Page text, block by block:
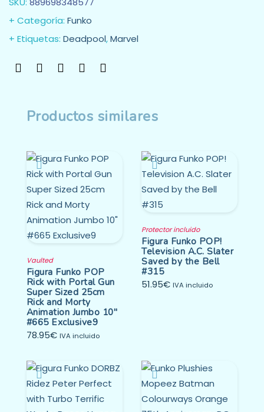
Categoría: Funko
Etiquetas: Deadpool,Marvel
Productos similares
Vaulted
Figura Funko POP
Rick with Portal Gun
Super Sized 25cm
Rick and Morty
Animation Jumbo 10″
#665 Exclusive9
78.95€ IVA incluido
Protector incluido
Figura Funko POP!
Television A.C. Slater
Saved by the Bell
#315
51.95€ IVA incluido